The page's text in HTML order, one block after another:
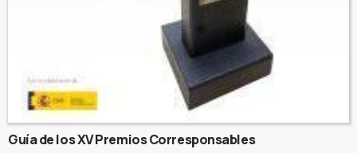
Guía de los XV Premios Corresponsables